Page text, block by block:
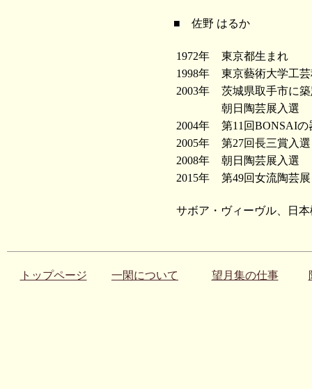
■ 佐野 はるか
1972年
東京都生まれ
1998年
東京藝術大学工
2003年
茨城県取手市に
朝日陶芸展入選
2004年
第11回BONSAI
2005年
第27回長三賞入選
2008年
朝日陶芸展入選
2015年
第49回女流陶芸
サボア・ヴィーヴル、日
トップページ 一閑について 望月集の仕事